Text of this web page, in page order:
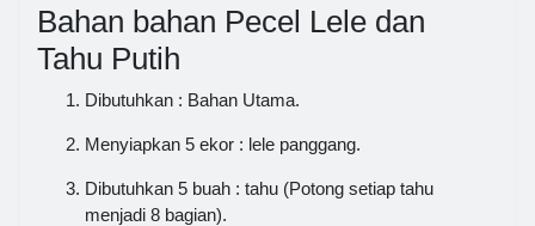
Bahan bahan Pecel Lele dan
Tahu Putih
Dibutuhkan : Bahan Utama.
Menyiapkan 5 ekor : lele panggang.
Dibutuhkan 5 buah : tahu (Potong setiap tahu
menjadi 8 bagian).